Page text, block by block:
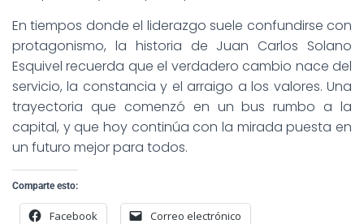
En tiempos donde el liderazgo suele confundirse con
protagonismo, la historia de Juan Carlos Solano
Esquivel recuerda que el verdadero cambio nace del
servicio, la constancia y el arraigo a los valores. Una
trayectoria que comenzó en un bus rumbo a la
capital, y que hoy continúa con la mirada puesta en
un futuro mejor para todos.
Comparte esto:
Facebook Correo electrónico